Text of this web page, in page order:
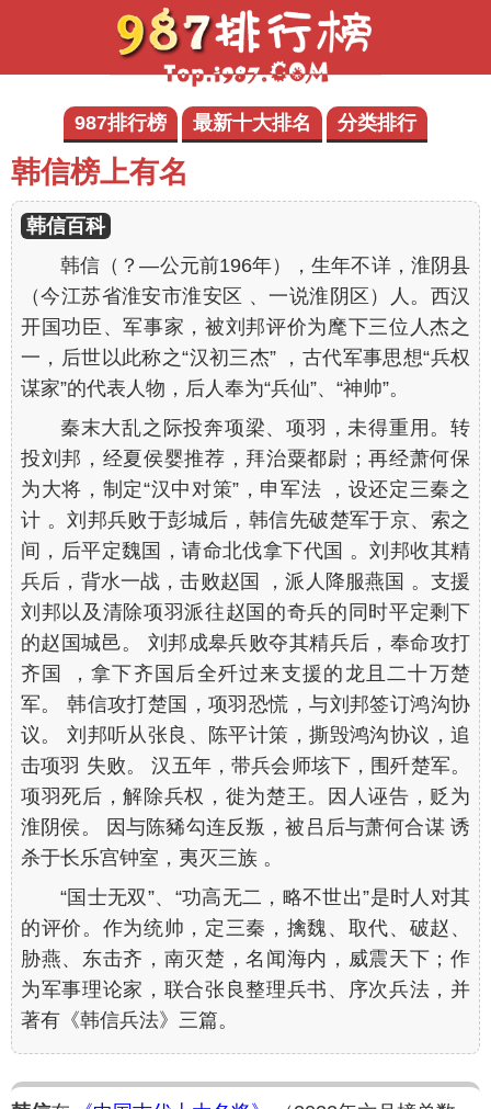
987排行榜 最新十大排名 分类排行
韩信榜上有名
韩信百科
韩信（？—公元前196年），生年不详，淮阴县
（今江苏省淮安市淮安区 、一说淮阴区）人。西汉
开国功臣、军事家，被刘邦评价为麾下三位人杰之
一，后世以此称之“汉初三杰” ，古代军事思想“兵权
谋家”的代表人物，后人奉为“兵仙”、“神帅”。
秦末大乱之际投奔项梁、项羽，未得重用。转
投刘邦，经夏侯婴推荐，拜治粟都尉；再经萧何保
为大将，制定“汉中对策”，申军法 ，设还定三秦之
计 。刘邦兵败于彭城后，韩信先破楚军于京、索之
间，后平定魏国，请命北伐拿下代国 。刘邦收其精
兵后，背水一战，击败赵国 ，派人降服燕国 。支援
刘邦以及清除项羽派往赵国的奇兵的同时平定剩下
的赵国城邑。 刘邦成皋兵败夺其精兵后，奉命攻打
齐国 ，拿下齐国后全歼过来支援的龙且二十万楚
军。 韩信攻打楚国，项羽恐慌，与刘邦签订鸿沟协
议。 刘邦听从张良、陈平计策，撕毁鸿沟协议，追
击项羽 失败。 汉五年，带兵会师垓下，围歼楚军。
项羽死后，解除兵权，徙为楚王。因人诬告，贬为
淮阴侯。 因与陈豨勾连反叛，被吕后与萧何合谋 诱
杀于长乐宫钟室，夷灭三族 。
“国士无双”、“功高无二，略不世出”是时人对其
的评价。作为统帅，定三秦，擒魏、取代、破赵、
胁燕、东击齐，南灭楚，名闻海内，威震天下；作
为军事理论家，联合张良整理兵书、序次兵法，并
著有《韩信兵法》三篇。